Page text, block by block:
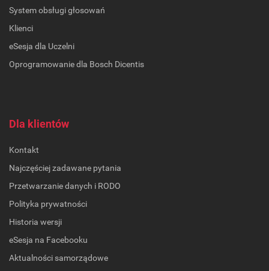
System obsługi głosowań
Klienci
eSesja dla Uczelni
Oprogramowanie dla Bosch Dicentis
Dla klientów
Kontakt
Najczęściej zadawane pytania
Przetwarzanie danych i RODO
Polityka prywatności
Historia wersji
eSesja na Facebooku
Aktualności samorządowe